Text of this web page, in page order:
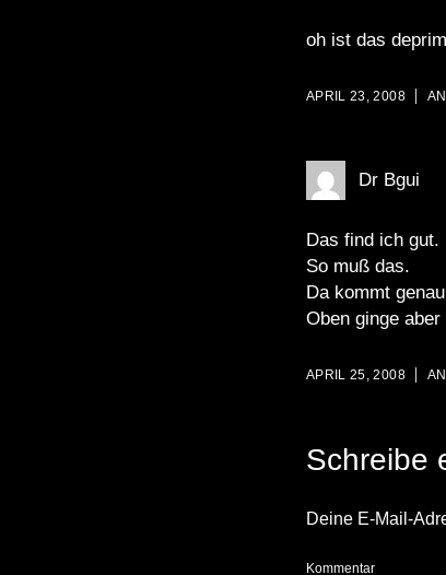
oh ist das
APRIL 23, 2008
Dr Bgui
Das find ich gut.
So muß das.
Da kommt
Oben ginge
APRIL 25, 2008
Schreibe
Deine E-Mail-
Kommentar